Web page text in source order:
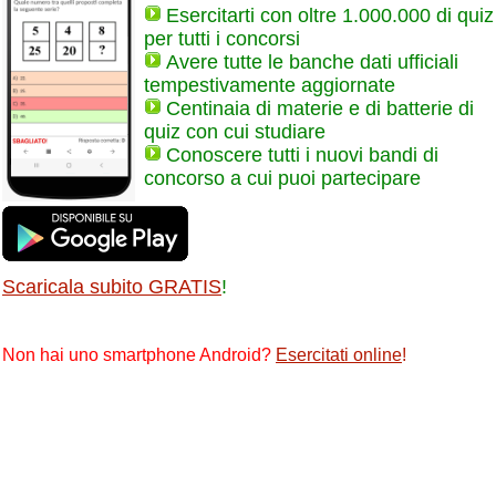
Esercitarti con oltre 1.000.000 di quiz
per tutti i concorsi
Avere tutte le banche dati ufficiali
tempestivamente aggiornate
Centinaia di materie e di batterie di
quiz con cui studiare
Conoscere tutti i nuovi bandi di
concorso a cui puoi partecipare
Scaricala subito GRATIS!
Non hai uno smartphone Android? Esercitati online!